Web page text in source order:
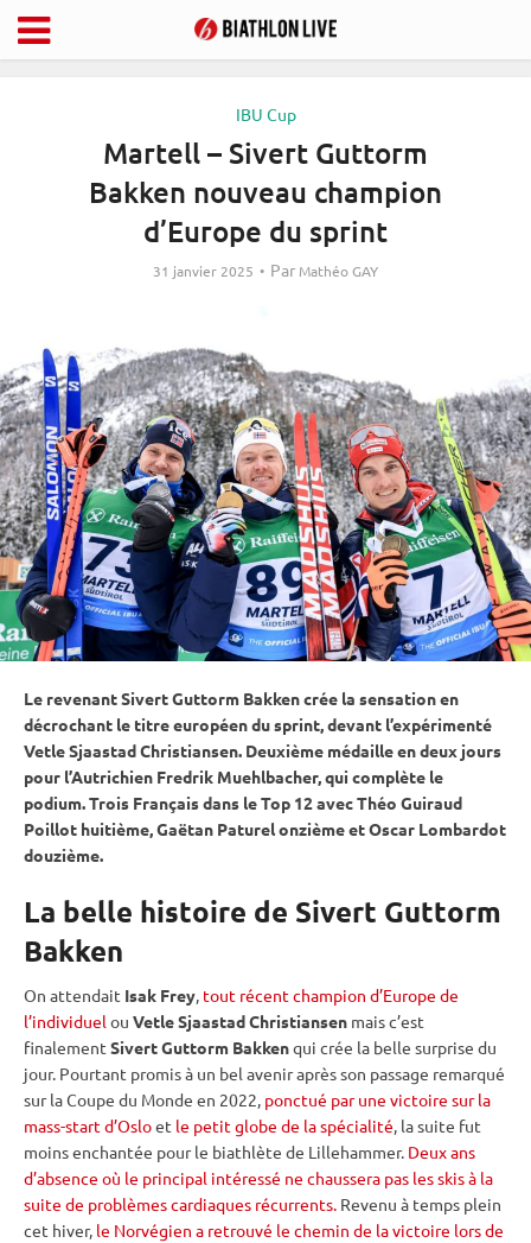
IBU Cup
Martell – Sivert Guttorm
Bakken nouveau champion
d’Europe du sprint
31 janvier 2025 Par Mathéo GAY
Le revenant Sivert Guttorm Bakken crée la sensation en
décrochant le titre européen dusprint, devant l’expérimenté
Vetle Sjaastad Christiansen. Deuxième médaille en deux jours
pour l’Autrichien Fredrik Muehlbacher, qui complète le
podium. Trois Français dans le Top 12 avec Théo Guiraud
Poillot huitième, Gaëtan Paturel onzième et Oscar Lombardot
douzième.
La belle histoire de Sivert Guttorm
Bakken
On attendait Isak Frey, tout récent champion d’Europe de
l’individuel ou Vetle Sjaastad Christiansen mais c’est
finalement Sivert Guttorm Bakkenqui crée la belle surprise du
jour. Pourtant promis à un bel avenir après son passage remarqué
sur laCoupe du Monde en 2022, ponctué par une victoire sur la
mass-start d’Osloet le petit globe de la spécialité, la suite fut
moins enchantée pour le biathlète de Lillehammer. Deux ans
d’absence où le principal intéressé ne chaussera pas les skis à la
suite de problèmes cardiaques récurrents. Revenu à temps plein
cet hiver, le Norvégien a retrouvé le chemin de la victoire lors de